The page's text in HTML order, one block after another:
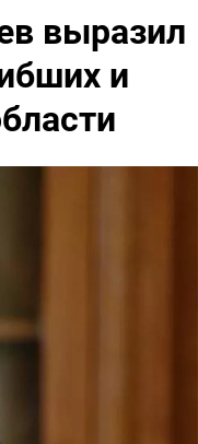
выразил
и